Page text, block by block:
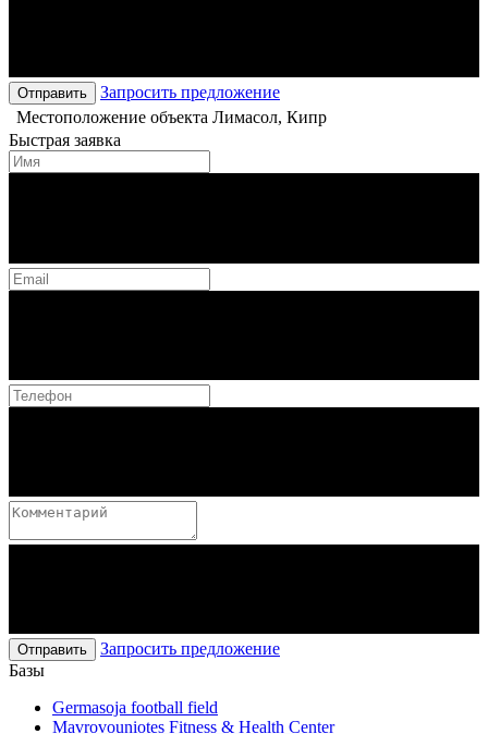
Отправить
Запросить предложение
Местоположение объекта Лимасол, Кипр
Быстрая заявка
Отправить
Запросить предложение
Базы
Germasoja football field
Mavrovouniotes Fitness & Health Center